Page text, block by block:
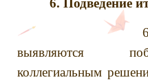
6. Подведение
6.1 По
выявляются
коллегиальным